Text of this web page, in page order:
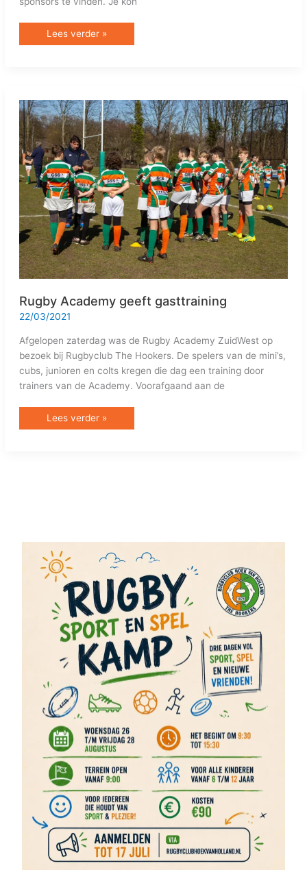
Lees verder »
Rugby Academy geeft gasttraining
22/03/2021
Afgelopen zaterdag was de Rugby Academy ZuidWest op
bezoek bij Rugbyclub The Hookers. De spelers van de mini’s,
cubs, junioren en colts kregen die dag een training door
trainers van de Academy. Voorafgaand aan de
Rugby
Academy
geeft
gasttraining
Lees verder »